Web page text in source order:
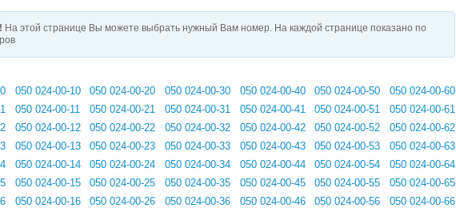
На этой странице Вы можете выбрать нужный Вам номер. На каждой странице показано по
050 024-00-10
050 024-00-11
050 024-00-12
050 024-00-13
050 024-00-14
050 024-00-15
050 024-00-16
050 024-00-20
050 024-00-21
050 024-00-22
050 024-00-23
050 024-00-24
050 024-00-25
050 024-00-26
050 024-00-30
050 024-00-31
050 024-00-32
050 024-00-33
050 024-00-34
050 024-00-35
050 024-00-36
050 024-00-40
050 024-00-41
050 024-00-42
050 024-00-43
050 024-00-44
050 024-00-45
050 024-00-46
050 024-00-50
050 024-00-51
050 024-00-52
050 024-00-53
050 024-00-54
050 024-00-55
050 024-00-56
050 024-00-60
050 024-00-61
050 024-00-62
050 024-00-63
050 024-00-64
050 024-00-65
050 024-00-66